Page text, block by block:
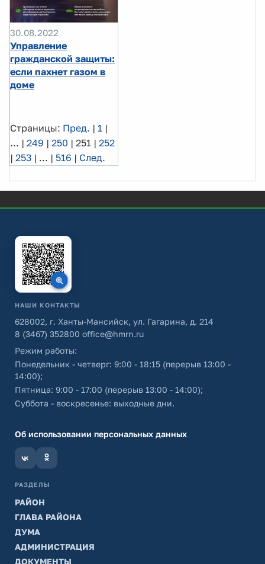
30.08.2022
Управление
гражданской защиты:
если пахнет газом в
доме
Страницы: Пред. | 1 |
... | 249 | 250 | 251 | 252
| 253 | ... | 516 | След.
НАШИ КОНТАКТЫ
628002, г. Ханты-Мансийск, ул. Гагарина, д. 214
8 (3467) 352800 office@hmrn.ru
Режим работы:
Понедельник - четверг: 9:00 - 18:15 (перерыв 13:00 -
14:00);
Пятница: 9:00 - 17:00 (перерыв 13:00 - 14:00);
Суббота - воскресенье: выходные дни.
Об использовании персональных данных
РАЗДЕЛЫ
РАЙОН
ГЛАВА РАЙОНА
ДУМА
АДМИНИСТРАЦИЯ
ДОКУМЕНТЫ